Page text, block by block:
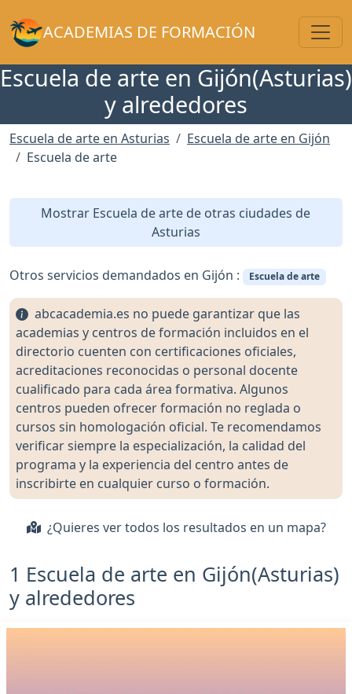
ACADEMIAS DE FORMACIÓN
Escuela de arte en Gijón(Asturias)
y alrededores
Escuela de arte en Asturias
Escuela de arte en Gijón
Escuela de arte
Mostrar Escuela de arte de otras ciudades de
Asturias
Otros servicios demandados en Gijón : Escuela de arte
abcacademia.es no puede garantizar que las
academias y centros de formación incluidos en el
directorio cuenten con certificaciones oficiales,
acreditaciones reconocidas o personal docente
cualificado para cada área formativa. Algunos
centros pueden ofrecer formación no reglada o
cursos sin homologación oficial. Te recomendamos
verificar siempre la especialización, la calidad del
programa y la experiencia del centro antes de
inscribirte en cualquier curso o formación.
¿Quieres ver todos los resultados en un mapa?
1 Escuela de arte en Gijón(Asturias)
y alrededores